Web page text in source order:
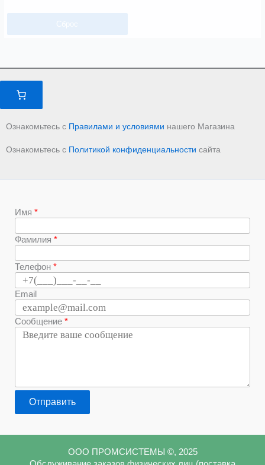
Сброс
Ознакомьтесь с Правилами и условиями нашего Магазина
Ознакомьтесь с Политикой конфиденциальности сайта
Имя
Фамилия
Телефон
Email
Сообщение
Отправить
ООО ПРОМСИСТЕМЫ ©, 2025